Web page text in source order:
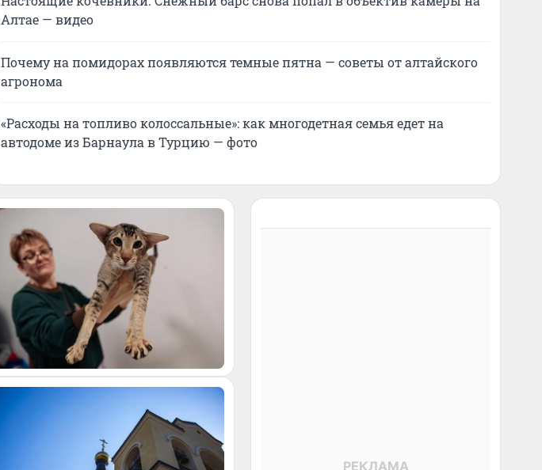
Алтае — видео
Почему на помидорах появляются темные пятна — советы от алтайского
агронома
«Расходы на топливо колоссальные»: как многодетная семья едет на
автодоме из Барнаула в Турцию — фото